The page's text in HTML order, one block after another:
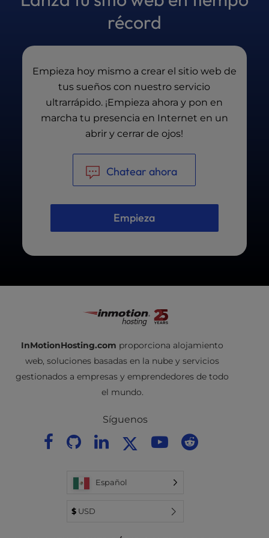
haremos las actualizaciones necesarias antes
récord
Empieza hoy mismo a crear el sitio web de
tus sueños con nuestro servicio
ultrarrápido. ¡Empieza ahora y pon en
marcha tu presencia en Internet en un
abrir y cerrar de ojos!
Chatear ahora
Empieza
InMotionHosting.com proporciona alojamiento
web, soluciones basadas en la nube y servicios
gestionados a empresas y emprendedores de todo
el mundo.
Síguenos
Español
$USD